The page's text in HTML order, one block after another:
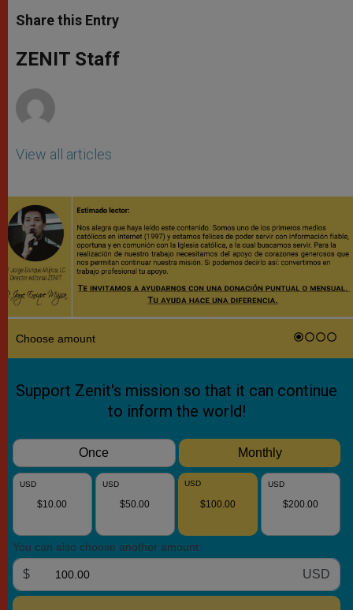
t
s
p
p
s
e
g
e
e
b
o
k
Share this Entry
ZENIT Staff
View all articles